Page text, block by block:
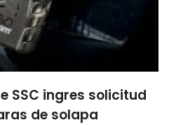
SSC ingres solicitud
de solapa